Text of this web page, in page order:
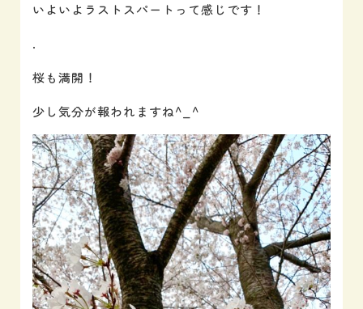
いよいよラストスパートって感じです！
.
桜も満開！
少し気分が報われますね^_^